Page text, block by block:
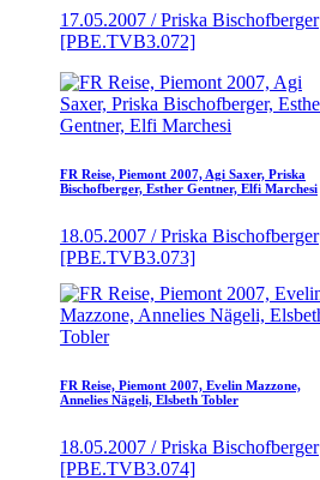
17.05.2007 / Priska Bischofberger
[PBE.TVB3.072]
FR Reise, Piemont 2007, Agi Saxer, Priska
Bischofberger, Esther Gentner, Elfi Marchesi
18.05.2007 / Priska Bischofberger
[PBE.TVB3.073]
FR Reise, Piemont 2007, Evelin Mazzone,
Annelies Nägeli, Elsbeth Tobler
18.05.2007 / Priska Bischofberger
[PBE.TVB3.074]